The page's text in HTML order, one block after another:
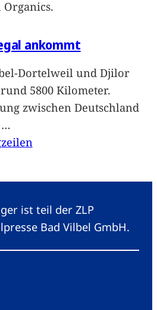
Organics.
ankommt
Dortelweil und Djilor
5800 Kilometer.
zwischen Deutschland
…
ist teil der ZLP
Bad Vilbel GmbH.